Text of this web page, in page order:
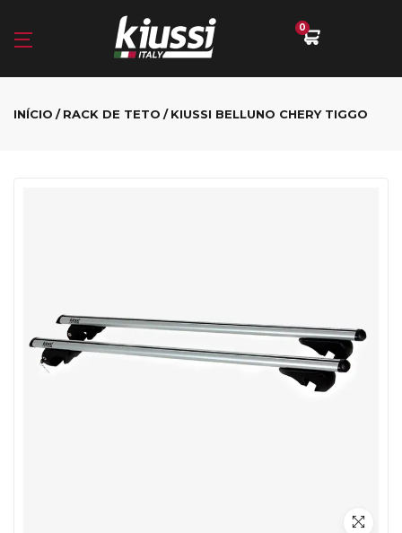
0
INÍCIO RACK DE TETO KIUSSI BELLUNO CHERY TIGGO